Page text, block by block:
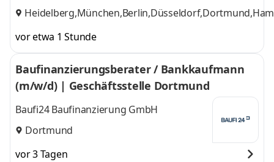
vor etwa 1 Stunde
Baufinanzierungsberater / Bankkaufmann
(m/w/d) | Geschäftsstelle Dortmund
Baufi24 Baufinanzierung GmbH
Dortmund
vor 3 Tagen